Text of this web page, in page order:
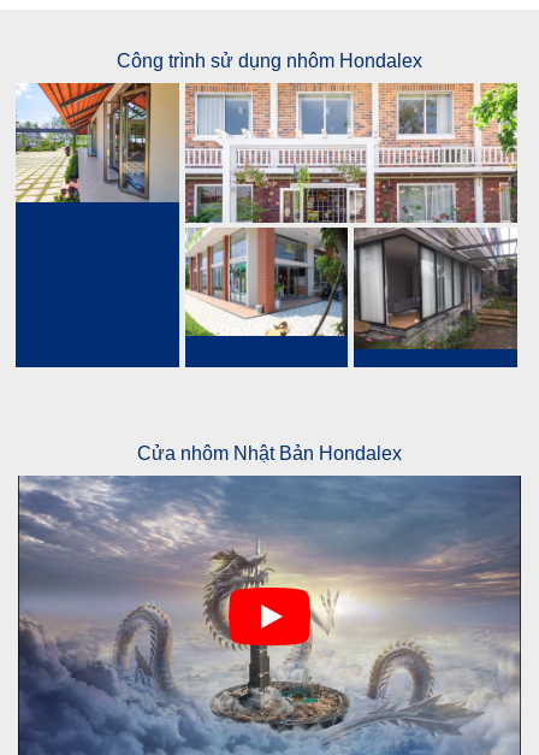
Công trình sử dụng nhôm Hondalex
Cửa nhôm Nhật Bản Hondalex